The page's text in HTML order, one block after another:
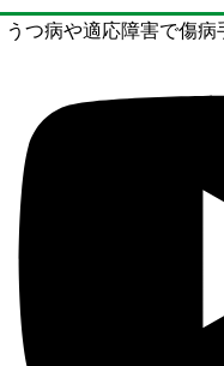
うつ病や適応障害で傷